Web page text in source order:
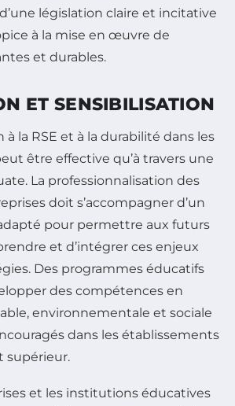
législation claire et incitative
à la mise en œuvre de
et durables.
ET SENSIBILISATION
à la RSE et à la durabilité dans les
être effective qu’à travers une
La professionnalisation des
doit s’accompagner d’un
pour permettre aux futurs
et d’intégrer ces enjeux
Des programmes éducatifs
des compétences en
environnementale et sociale
dans les établissements
supérieur.
et les institutions éducatives